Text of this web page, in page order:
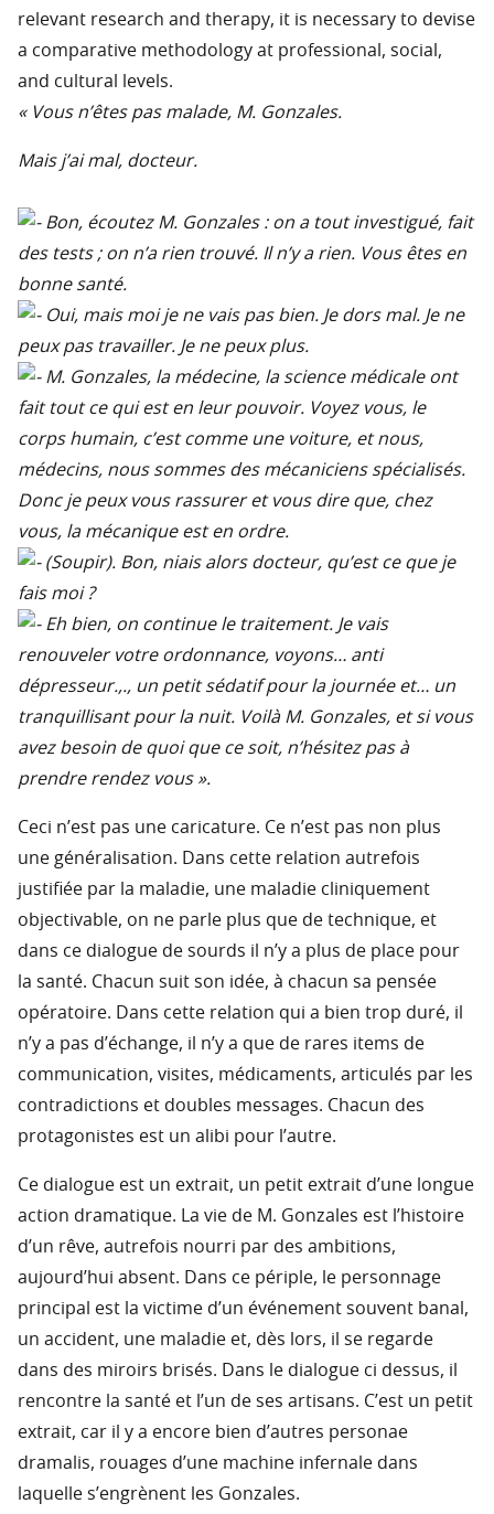
relevant research and therapy, it is necessary to devise
a comparative methodology at professional, social,
and cultural levels.
« Vous n’êtes pas malade, M. Gonzales.
Mais j’ai mal, docteur.
Bon, écoutez M. Gonzales : on a tout investigué, fait
des tests ; on n’a rien trouvé. Il n’y a rien. Vous êtes en
bonne santé.
Oui, mais moi je ne vais pas bien. Je dors mal. Je ne
peux pas travailler. Je ne peux plus.
M. Gonzales, la médecine, la science médicale ont
fait tout ce qui est en leur pouvoir. Voyez vous, le
corps humain, c’est comme une voiture, et nous,
médecins, nous sommes des mécaniciens spécialisés.
Donc je peux vous rassurer et vous dire que, chez
vous, la mécanique est en ordre.
(Soupir). Bon, niais alors docteur, qu’est ce que je
fais moi ?
Eh bien, on continue le traitement. Je vais
renouveler votre ordonnance, voyons… anti
dépresseur.,., un petit sédatif pour la journée et… un
tranquillisant pour la nuit. Voilà M. Gonzales, et si vous
avez besoin de quoi que ce soit, n’hésitez pas à
prendre rendez vous ».
Ceci n’est pas une caricature. Ce n’est pas non plus
une généralisation. Dans cette relation autrefois
justifiée par la maladie, une maladie cliniquement
objectivable, on ne parle plus que de technique, et
dans ce dialogue de sourds il n’y a plus de place pour
la santé. Chacun suit son idée, à chacun sa pensée
opératoire. Dans cette relation qui a bien trop duré, il
n’y a pas d’échange, il n’y a que de rares items de
communication, visites, médicaments, articulés par les
contradictions et doubles messages. Chacun des
protagonistes est un alibi pour l’autre.
Ce dialogue est un extrait, un petit extrait d’une longue
action dramatique. La vie de M. Gonzales est l’histoire
d’un rêve, autrefois nourri par des ambitions,
aujourd’hui absent. Dans ce périple, le personnage
principal est la victime d’un événement souvent banal,
un accident, une maladie et, dès lors, il se regarde
dans des miroirs brisés. Dans le dialogue ci dessus, il
rencontre la santé et l’un de ses artisans. C’est un petit
extrait, car il y a encore bien d’autres personae
dramalis, rouages d’une machine infernale dans
laquelle s’engrènent les Gonzales.